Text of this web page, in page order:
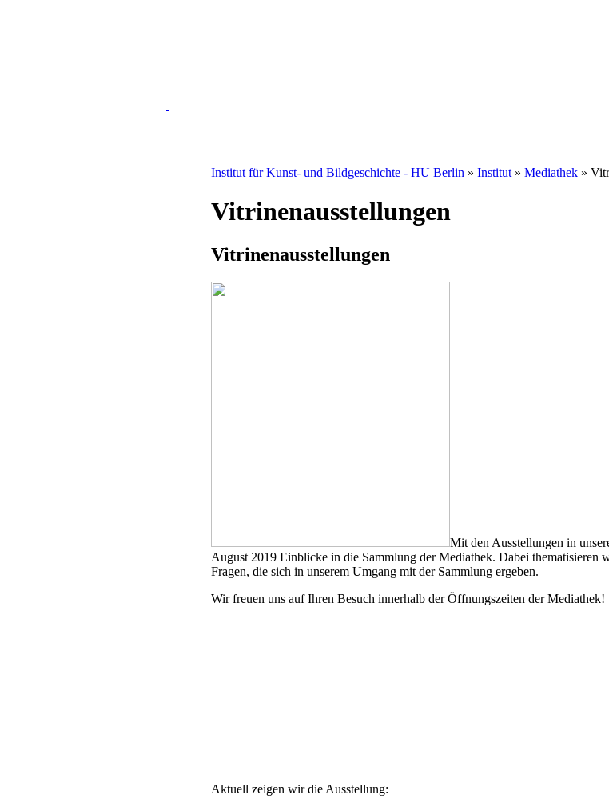
Institut für Kunst- und Bildgeschichte - HU Berlin » Institut » Mediathek »
Vitrinenausstellungen
Vitrinenausstellungen
Mit den Ausstellungen in
August 2019 Einblicke in die Sammlung der Mediathek. Dabei thematisieren
Fragen, die sich in unserem Umgang mit der Sammlung ergeben.
Wir freuen uns auf Ihren Besuch innerhalb der Öffnungszeiten der Mediathek!
Aktuell zeigen wir die Ausstellung: